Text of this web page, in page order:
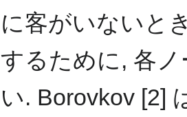
に客がいないと
するために, 各
い. Borovkov [2]